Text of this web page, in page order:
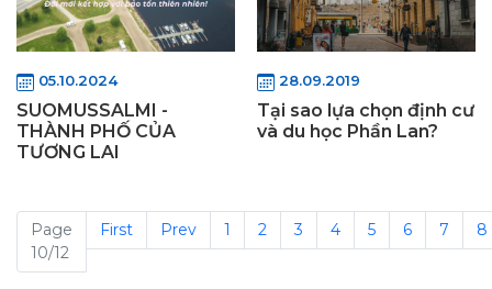
05.10.2024
SUOMUSSALMI -
THÀNH PHỐ CỦA
TƯƠNG LAI
28.09.2019
Tại sao lựa chọn định cư
và du học Phần Lan?
Page
10/12
First Prev 1 2 3 4 5 6 7 8